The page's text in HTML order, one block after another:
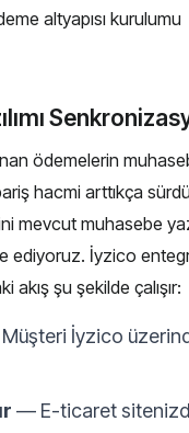
altyapısı kurulumu
ödemelerin
hacmi arttıkça
mevcut muhasebe
ediyoruz. İyzico
akış şu şekilde çalışır:
İyzico
— E-ticaret